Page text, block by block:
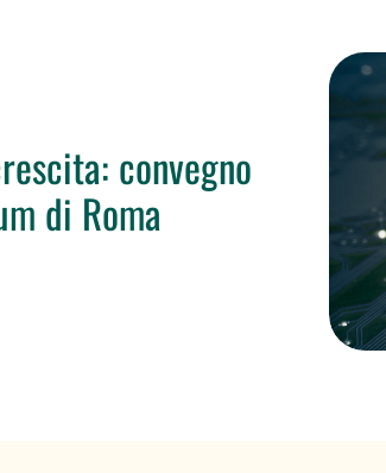
convegno
di Roma